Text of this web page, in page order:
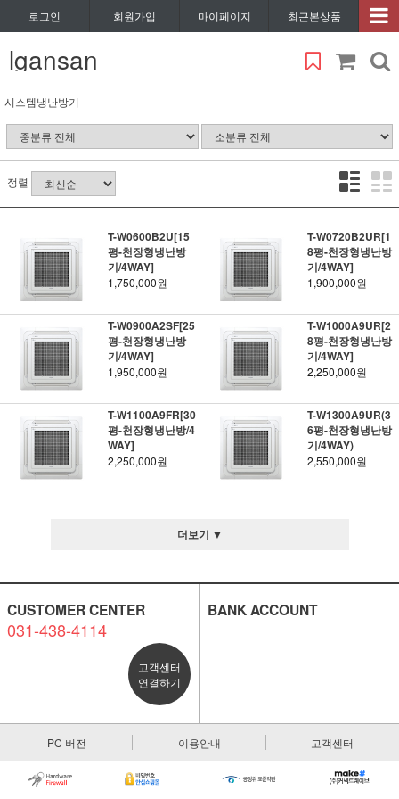
로그인 회원가입 마이페이지 최근본상품
lgansan
시스템냉난방기
정렬
T-W0600B2U[15
평-천장형냉난방
기/4WAY]
1,750,000원
T-W0720B2UR[1
8평-천장형냉난방
기/4WAY]
1,900,000원
T-W0900A2SF[25
평-천장형냉난방
기/4WAY]
1,950,000원
T-W1000A9UR[2
8평-천장형냉난방
기/4WAY]
2,250,000원
T-W1100A9FR[30
평-천장형냉난방/4
WAY]
2,250,000원
T-W1300A9UR(3
6평-천장형냉난방
기/4WAY)
2,550,000원
더보기 ▼
CUSTOMER CENTER
031-438-4114
고객센터
연결하기
BANK ACCOUNT
PC 버전 이용안내 고객센터